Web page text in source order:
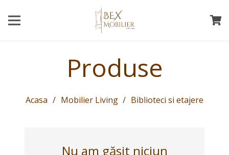
Produse
Acasa / Mobilier Living / Biblioteci si etajere
Nu am găsit niciun